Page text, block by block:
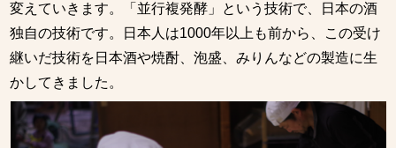
変えていきます。「並行複発酵」という技術で、日本の酒
独自の技術です。日本人は1000年以上も前から、この受け
継いだ技術を日本酒や焼酎、泡盛、みりんなどの製造に生
かしてきました。